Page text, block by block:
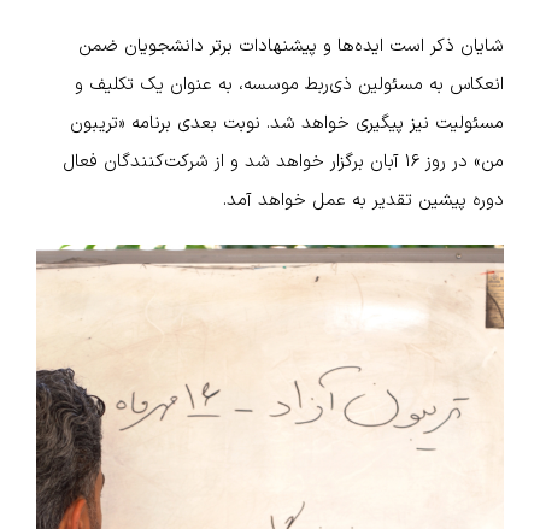
شایان ذکر است ایده‌ها و پیشنهادات برتر دانشجویان ضمن
انعکاس به مسئولین ذی‌ربط موسسه، به عنوان یک تکلیف و
مسئولیت نیز پیگیری خواهد شد. نوبت بعدی برنامه «تریبون
من» در روز ۱۶ آبان برگزار خواهد شد و از شرکت‌کنندگان فعال
دوره پیشین تقدیر به عمل خواهد آمد.